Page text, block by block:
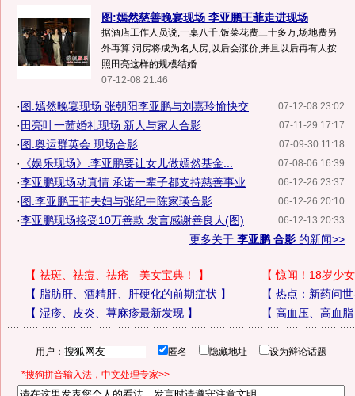
图:嫣然慈善晚宴现场 李亚鹏王菲走进现场
据酒店工作人员说,一桌八千,饭菜花费三十多万,场地费另
外再算.洞房将成为名人房,以后会涨价,并且以后再有人按
照田亮这样的规模结婚...
07-12-08 21:46
07-12-08 23:02
·图:嫣然晚宴现场 张朝阳李亚鹏与刘嘉玲愉快交
07-11-29 17:17
· 田亮叶一茜婚礼现场 新人与家人合影
07-09-30 11:18
·图:奥运群英会 现场合影
07-08-06 16:39
· 《娱乐现场》:李亚鹏要让女儿做嫣然基金...
06-12-26 23:37
·李亚鹏现场动真情 承诺一辈子都支持慈善事业
06-12-26 20:10
·图:李亚鹏王菲夫妇与张纪中陈家瑛合影
06-12-13 20:33
·李亚鹏现场接受10万善款 发言感谢善良人(图)
更多关于 李亚鹏 合影 的新闻>>
【 祛斑、祛痘、祛疮—美女宝典！ 】 【惊闻！18岁少
【 脂肪肝、酒精肝、肝硬化的前期症状 】 【 热点：新药问
【 湿疹、皮炎、荨麻疹最新发现】 【 高血压、高血
用户： 匿名 隐藏地址 设为辩论话题
*搜狗拼音输入法，中文处理专家>>